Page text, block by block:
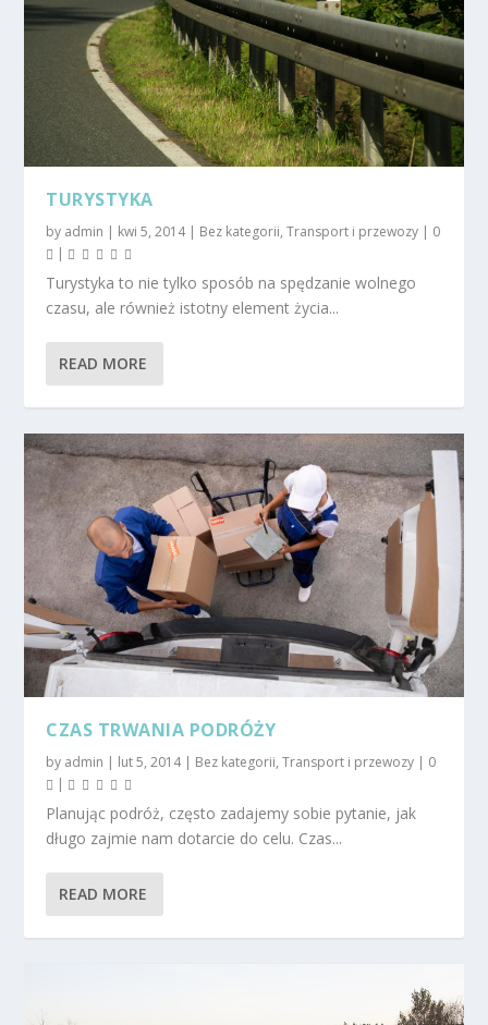
TURYSTYKA
by admin | kwi 5, 2014| Bez kategorii,Transport i przewozy | 0
|
Turystyka to nie tylko sposób na spędzanie wolnego
czasu, ale również istotny element życia...
READ MORE
CZAS TRWANIA PODRÓŻY
by admin | lut 5, 2014| Bez kategorii,Transport i przewozy | 0
|
Planując podróż, często zadajemy sobie pytanie, jak
długo zajmie nam dotarcie do celu. Czas...
READ MORE